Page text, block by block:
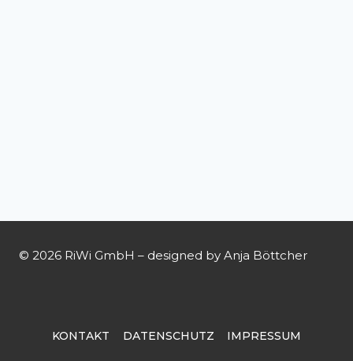
© 2026 RiWi GmbH – designed by Anja Böttcher
KONTAKT DATENSCHUTZ IMPRESSUM